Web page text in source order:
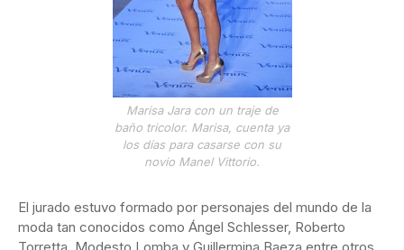
Marisa Jara con un traje de
baño tricolor. Marisa, cuenta ya
los días para casarse con su
novio Manel Vittorio.
El jurado estuvo formado por personajes del mundo de la
moda tan conocidos como Ángel Schlesser, Roberto